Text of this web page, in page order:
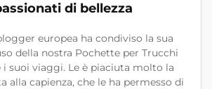
di bellezza
europea ha condiviso la sua
della nostra Pochette per Trucchi
i suoi viaggi. Le è piaciuta molto la
alla capienza, che le ha permesso di